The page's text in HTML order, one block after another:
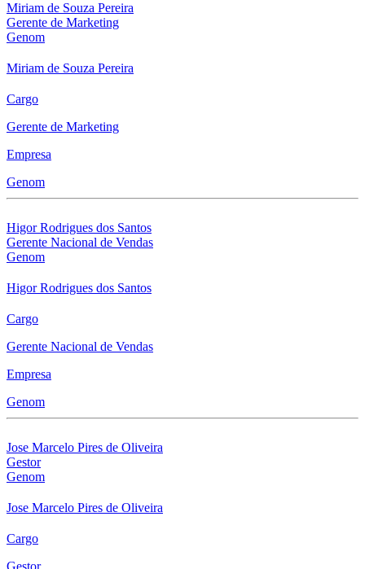
Miriam de Souza Pereira
Gerente de Marketing
Genom
Miriam de Souza Pereira
Cargo
Gerente de Marketing
Empresa
Genom
Higor Rodrigues dos Santos
Gerente Nacional de Vendas
Genom
Higor Rodrigues dos Santos
Cargo
Gerente Nacional de Vendas
Empresa
Genom
Jose Marcelo Pires de Oliveira
Gestor
Genom
Jose Marcelo Pires de Oliveira
Cargo